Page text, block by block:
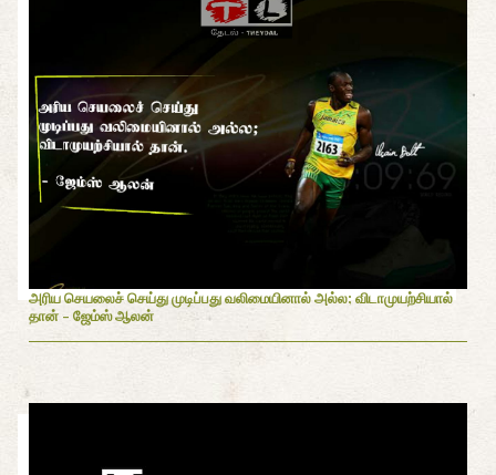
அரிய செயலைச் செய்து முடிப்பது வலிமையினால் அல்ல; விடாமுயற்சியால்
தான் - ஜேம்ஸ் ஆலன்